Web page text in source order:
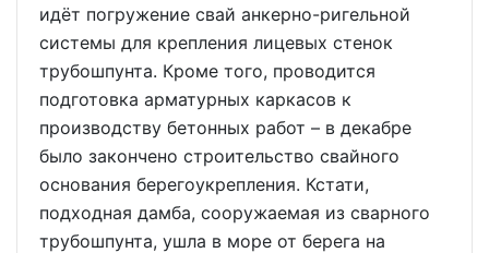
идёт погружение свай анкерно-ригельной
системы для крепления лицевых стенок
трубошпунта. Кроме того, проводится
подготовка арматурных каркасов к
производству бетонных работ – в декабре
было закончено строительство свайного
основания берегоукрепления. Кстати,
подходная дамба, сооружаемая из сварного
трубошпунта, ушла в море от берега на